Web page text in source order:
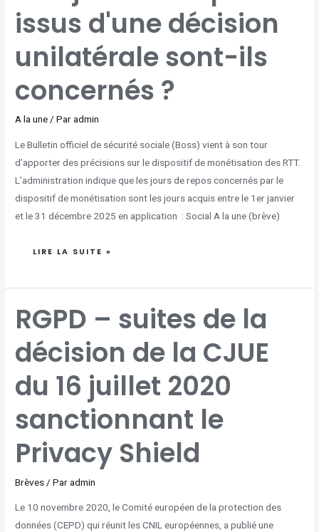
issus d'une décision
unilatérale sont-ils
concernés ?
A la une/ Paradmin
Le Bulletin officiel de sécurité sociale (Boss) vient à son tour
d’apporter des précisions sur le dispositif de monétisation des RTT.
L’administration indique que les jours de repos concernés par le
dispositif de monétisation sont les jours acquis entre le 1er janvier
et le 31 décembre 2025 en application : Social A la une (brève)
UNILATÉRALE
SONT-
ILS
?
LIRE LA SUITE »
RGPD – suites de la
décision de la CJUE
du 16 juillet 2020
sanctionnant le
Privacy Shield
Brèves / Paradmin
Le 10 novembre 2020, le Comité européen de la protection des
données (CEPD) qui réunit les CNIL européennes, a publié une
–
SUITES
DE
DÉCISION
DE
LA
CJUE
JUILLET
2020
SANCTIONNANT
PRIVACY
SHIELD